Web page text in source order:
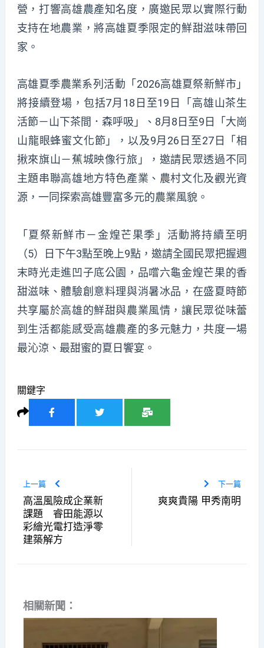
營，打響高雄農產知名度，廣邀民眾以實際行動
支持在地農業，將高雄夏季限定的鮮甜滋味帶回
家。
高雄夏季農業系列活動「2026高雄夏祭新鮮市」
將接續登場，包括7月18日至19日「高雄山茶生
活節－山下茶間．森呼吸」、8月8日至9日「大崗
山龍眼蜂蜜文化節」，以及9月26日至27日「相
揪來旗山－蕉城映像行旅」，邀請民眾透過不同
主題串聯高雄地方特色產業、農村文化及觀光資
源，一同探索高雄豐富多元的農業風貌。
「夏祭新鮮市－金煌芒果季」活動將持續至明
（5）日下午3點至晚上9點，邀請全國民眾把握週
末時光走進凹子底公園，品嚐六龜金煌芒果的香
甜滋味、體驗創意料理與消暑冰品，在盛夏時節
共享屬於高雄的鮮甜與農業風情，讓民眾從味蕾
到生活都能感受高雄農產的多元魅力，共度一場
最沁涼、最甜蜜的夏日饗宴。
關鍵字
上一篇
高溫風險成企業新
課題 睿田能源以
彩繪光電打造淨零
建築解方
下一篇
爽爽貴陽 甲秀南明
相關新聞：